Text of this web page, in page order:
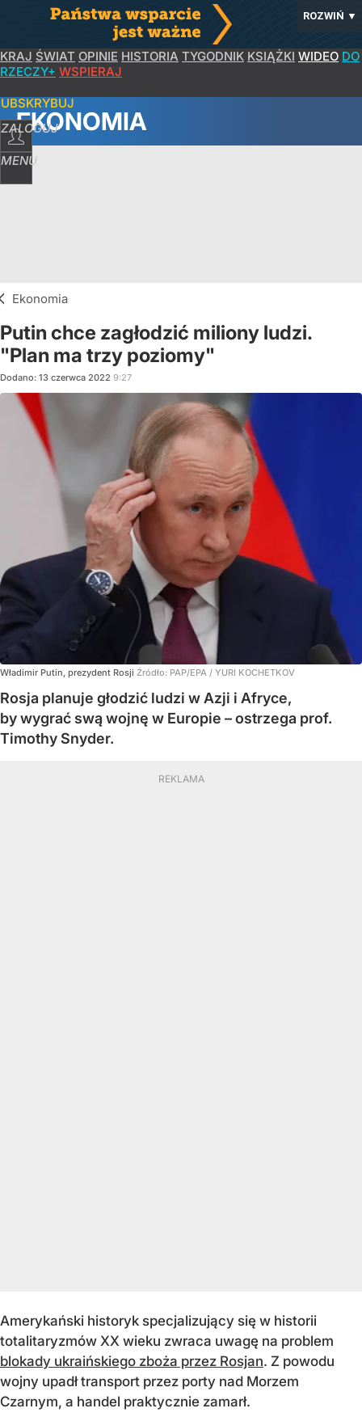
ROZWIŃ ▼
KRAJ ŚWIAT OPINIE HISTORIA TYGODNIK KSIĄŻKI WIDEO DO
RZECZY+ WSPIERAJ
ZALOGUJ
MENU
EKONOMIA
Ekonomia
Putin chce zagłodzić miliony ludzi.
"Plan ma trzy poziomy"
Dodano: 13 czerwca 2022 9:27
Władimir Putin, prezydent Rosji Źródło: PAP/EPA / YURI KOCHETKOV
Rosja planuje głodzić ludzi w Azji i Afryce,
by wygrać swą wojnę w Europie – ostrzega prof.
Timothy Snyder.
Amerykański historyk specjalizujący się w historii
totalitaryzmów XX wieku zwraca uwagę na problem
blokady ukraińskiego zboża przez Rosjan. Z powodu
wojny upadł transport przez porty nad Morzem
Czarnym, a handel praktycznie zamarł.